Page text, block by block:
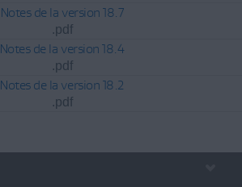
Notes de la version 18.7
.pdf
Notes de la version 18.4
.pdf
Notes de la version 18.2
.pdf